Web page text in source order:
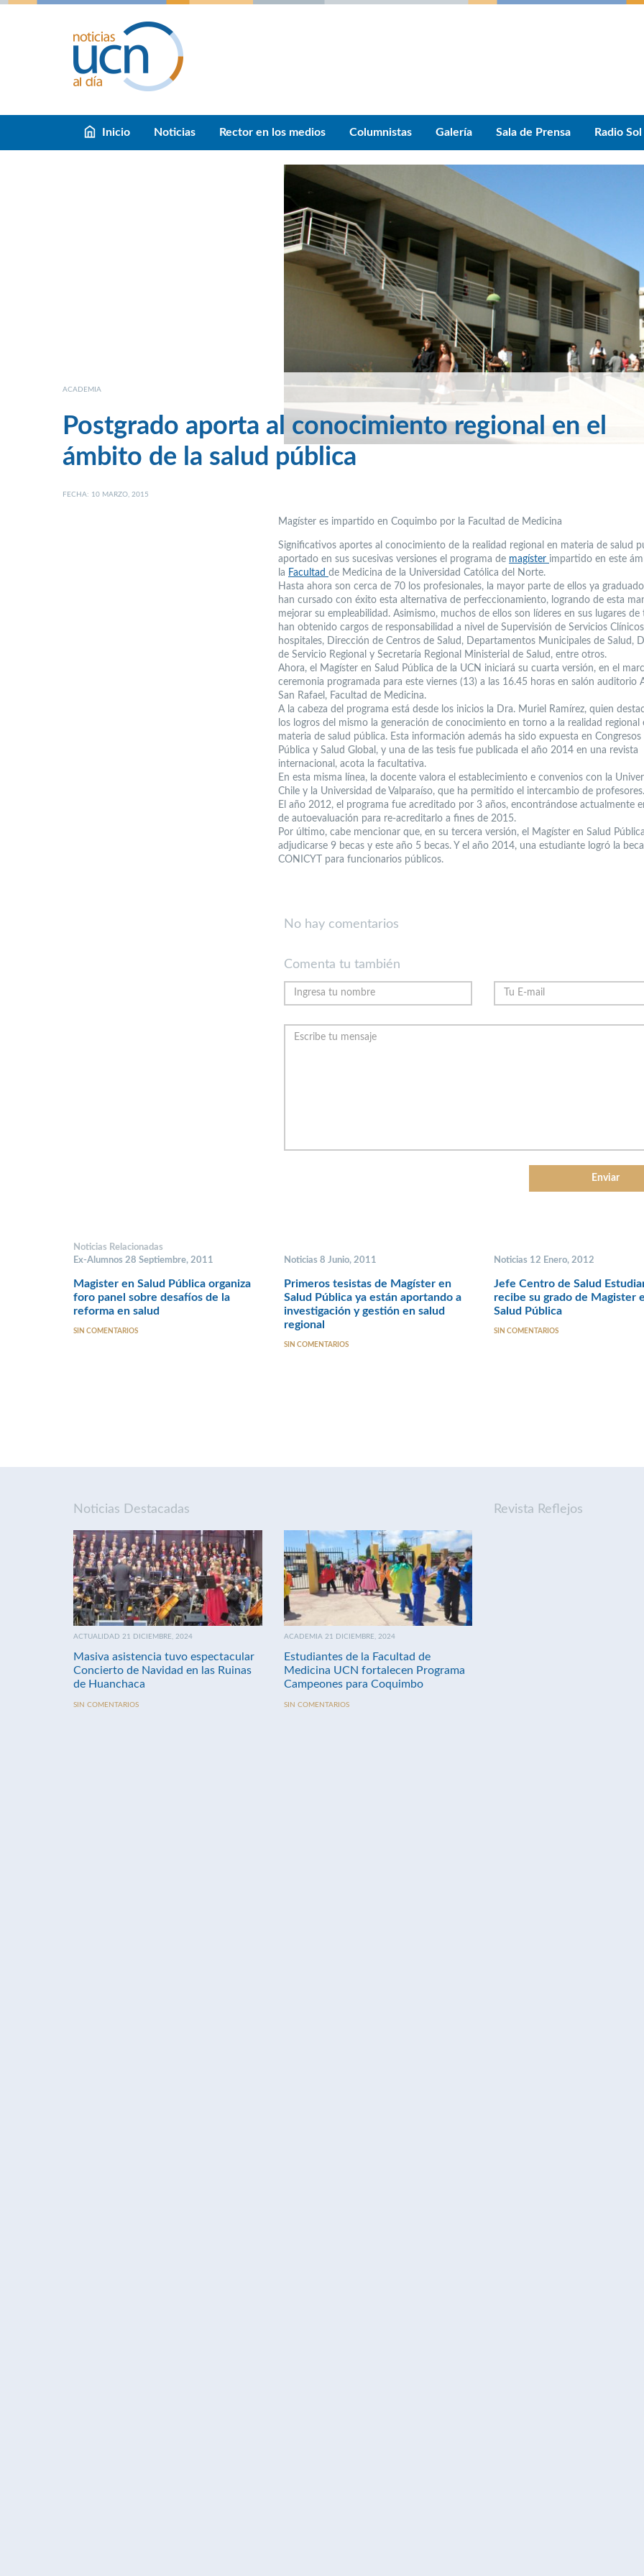
Inicio Noticias Rector en los medios Columnistas Galería Sala de Prensa Radio Sol
ACADEMIA
Postgrado aporta al conocimiento regional en el
ámbito de la salud pública
FECHA: 10 MARZO, 2015
Magíster es impartido en Coquimbo por la Facultad de Medicina
Significativos aportes al conocimiento de la realidad regional en materia de salud
aportado en sus sucesivas versiones el programa de magíster impartido en este
la Facultad de Medicina de la Universidad Católica del Norte.
Hasta ahora son cerca de 70 los profesionales, la mayor parte de ellos ya
han cursado con éxito esta alternativa de perfeccionamiento, logrando de esta
mejorar su empleabilidad. Asimismo, muchos de ellos son líderes en sus lugares de
han obtenido cargos de responsabilidad a nivel de Supervisión de Servicios
hospitales, Dirección de Centros de Salud, Departamentos Municipales de Salud,
de Servicio Regional y Secretaría Regional Ministerial de Salud, entre otros.
Ahora, el Magíster en Salud Pública de la UCN iniciará su cuarta versión, en el
ceremonia programada para este viernes (13) a las 16.45 horas en salón auditorio
San Rafael, Facultad de Medicina.
A la cabeza del programa está desde los inicios la Dra. Muriel Ramírez, quien
los logros del mismo la generación de conocimiento en torno a la realidad regional
materia de salud pública. Esta información además ha sido expuesta en Congresos
Pública y Salud Global, y una de las tesis fue publicada el año 2014 en una revista
internacional, acota la facultativa.
En esta misma línea, la docente valora el establecimiento e convenios con la
Chile y la Universidad de Valparaíso, que ha permitido el intercambio de profesores.
El año 2012, el programa fue acreditado por 3 años, encontrándose actualmente
de autoevaluación para re-acreditarlo a fines de 2015.
Por último, cabe mencionar que, en su tercera versión, el Magíster en Salud
adjudicarse 9 becas y este año 5 becas. Y el año 2014, una estudiante logró la beca
CONICYT para funcionarios públicos.
No hay comentarios
Comenta tu también
Noticias Relacionadas
Ex-Alumnos 28 Septiembre, 2011
Magister en Salud Pública organiza
foro panel sobre desafíos de la
reforma en salud
SIN COMENTARIOS
Noticias 8 Junio, 2011
Primeros tesistas de Magíster en
Salud Pública ya están aportando a
investigación y gestión en salud
regional
SIN COMENTARIOS
Noticias 12 Enero, 2012
Jefe Centro de Salud
recibe su grado de Magister
Salud Pública
SIN COMENTARIOS
Noticias Destacadas
ACTUALIDAD 21 DICIEMBRE, 2024
Masiva asistencia tuvo espectacular
Concierto de Navidad en las Ruinas
de Huanchaca
SIN COMENTARIOS
ACADEMIA 21 DICIEMBRE, 2024
Estudiantes de la Facultad de
Medicina UCN fortalecen Programa
Campeones para Coquimbo
SIN COMENTARIOS
Revista Reflejos